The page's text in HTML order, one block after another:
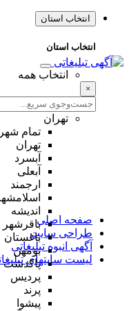
انتخاب استان
انتخاب استان
انتخاب همه
×
تهران
تمام
تهران
آبسرد
آبعلی
ارجمند
اندیشه
باقرشهر
باغستان
بومهن
پاکدشت
پردیس
پرند
پیشوا
صفحه اصلی
طراحی سایت
آگهی انبوه تبلیغاتی
لیست سایتهای